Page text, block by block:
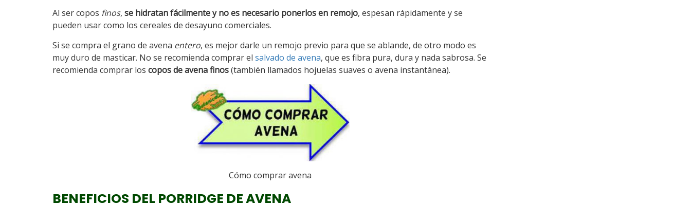
Al ser copos finos, se hidratan fácilmente y no es necesario ponerlos en remojo, espesan rápidamente y se
pueden usar como los cereales de desayuno comerciales.
Si se compra el grano de avena entero, es mejor darle un remojo previo para que se ablande, de otro modo es
muy duro de masticar. No se recomienda comprar el salvado de avena, que es fibra pura, dura y nada sabrosa. Se
recomienda comprar los copos de avena finos(también llamados hojuelas suaves o avena instantánea).
Cómo comprar avena
BENEFICIOS DEL PORRIDGE DE AVENA